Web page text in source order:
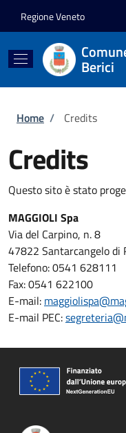
Regione Veneto
Berici
Briciole di
Home / Credits
Credits
Questo sito è stato
MAGGIOLI Spa
Via del Carpino, n. 8
47822 Santarcangelo di
Telefono: 0541 628111
Fax: 0541 622100
E-mail:
E-mail PEC: